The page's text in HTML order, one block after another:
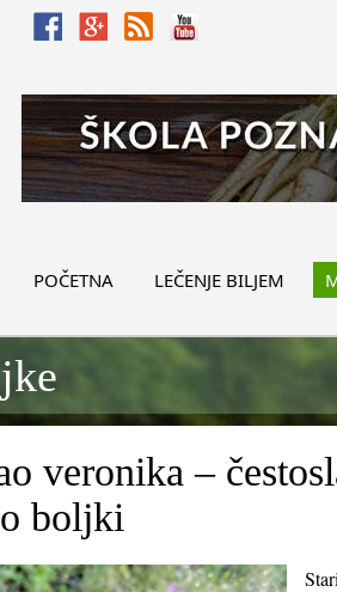
POČETNA LEČENJE BILJEM
veronika –
boljki